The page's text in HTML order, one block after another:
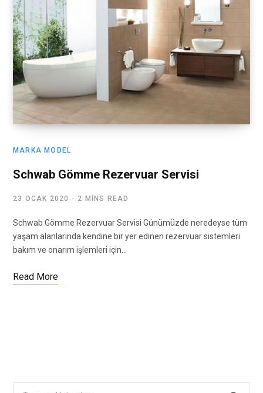
MARKA MODEL
Schwab Gömme Rezervuar Servisi
23 OCAK 2020 2 MINS READ
Schwab Gömme Rezervuar Servisi Günümüzde neredeyse tüm
yaşam alanlarında kendine bir yer edinen rezervuar sistemleri
bakım ve onarım işlemleri için…
Read More